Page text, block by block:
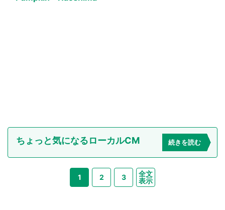
ちょっと気になるローカルCM 続きを読む
1 2 3
全文
表示